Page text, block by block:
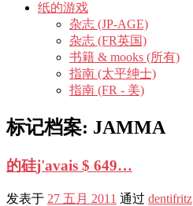
纸的游戏
杂志 (JP-AGE)
杂志 (FR英国)
书籍 & mooks (所有)
指南 (太平绅士)
指南 (FR - 美)
标记档案: JAMMA
的硅j'avais $ 649…
发表于 27 五月 2011 通过 dentifritz